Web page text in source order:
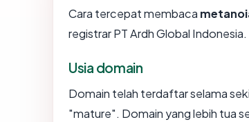
Cara tercepat membaca
registrar PT Ardh Global Indonesia.
Usia domain
Domain telah terdaftar selama
"mature". Domain yang lebih tua